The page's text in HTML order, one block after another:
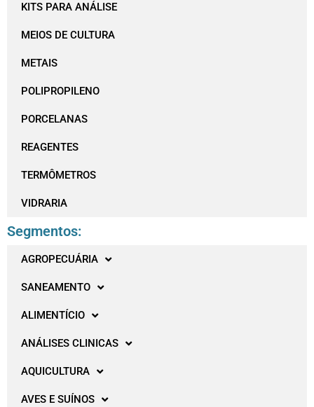
KITS PARA ANÁLISE
MEIOS DE CULTURA
METAIS
POLIPROPILENO
PORCELANAS
REAGENTES
TERMÔMETROS
VIDRARIA
Segmentos:
AGROPECUÁRIA
SANEAMENTO
ALIMENTÍCIO
ANÁLISES CLINICAS
AQUICULTURA
AVES E SUÍNOS